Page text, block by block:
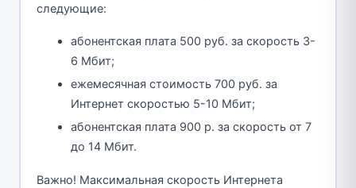
следующие:
абонентская плата 500 руб. за скорость 3-
6 Мбит;
ежемесячная стоимость 700 руб. за
Интернет скоростью 5-10 Мбит;
абонентская плата 900 р. за скорость от 7
до 14 Мбит.
Важно! Максимальная скорость Интернета